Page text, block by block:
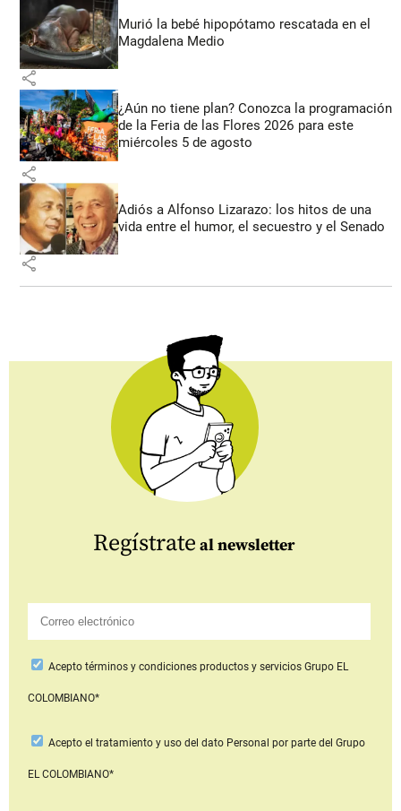
Murió la bebé hipopótamo rescatada en el
Magdalena Medio
share
¿Aún no tiene plan? Conozca la programación
de la Feria de las Flores 2026 para este
miércoles 5 de agosto
share
Adiós a Alfonso Lizarazo: los hitos de una
vida entre el humor, el secuestro y el Senado
share
Regístrate al newsletter
Aceptotérminos y condiciones productos y serviciosGrupo EL
COLOMBIANO*
Acepto el tratamiento y uso del dato Personal por parte del Grupo
EL COLOMBIANO*